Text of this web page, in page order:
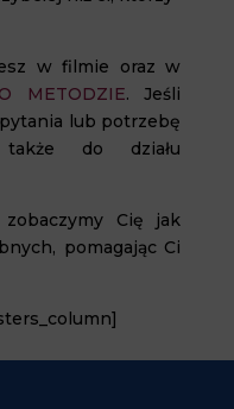
w filmie oraz w
O METODZIE. Jeśli
lub potrzebę
także do działu
Cię jak
pomagając Ci